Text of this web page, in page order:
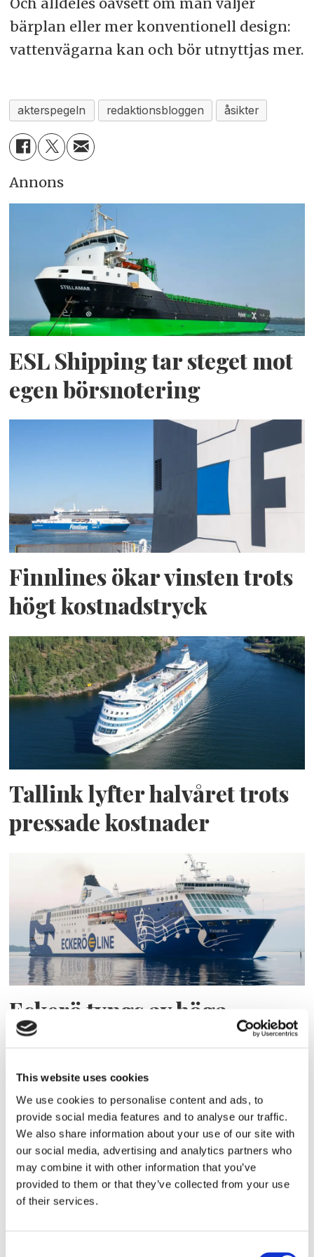
This website uses cookies
We use cookies to personalise content and ads, to
provide social media features and to analyse our traffic.
We also share information about your use of our site with
our social media, advertising and analytics partners who
may combine it with other information that you’ve
provided to them or that they’ve collected from your use
of their services.
bärplan eller mer konventionell design:
vattenvägarna kan och bör utnyttjas mer.
akterspegeln redaktionsbloggen åsikter
Annons
ESL Shipping tar steget mot
egen börsnotering
Finnlines ökar vinsten trots
högt kostnadstryck
Tallink lyfter halvåret trots
pressade kostnader
Eckerö tyngs av höga
bränslekostnader men
frakten fortsätter växa